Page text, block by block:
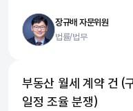
장규배 자문위원
법률/법무
부동산 월세 계약 건 (
일정 조율 분쟁)